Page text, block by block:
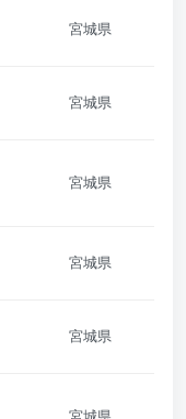
宮城県
宮城県
宮城県
宮城県
宮城県